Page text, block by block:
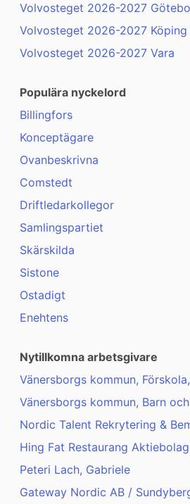
Volvosteget 2026-2027
Volvosteget 2026-2027 Köping
Volvosteget 2026-2027 Vara
Populära nyckelord
Billingfors
Konceptägare
Ovanbeskrivna
Comstedt
Driftledarkollegor
Samlingspartiet
Skärskilda
Sistone
Ostadigt
Enehtens
Nytillkomna arbetsgivare
Vänersborgs kommun,
Vänersborgs kommun, Barn
Nordic Talent Rekrytering &
Hing Fat Restaurang Aktiebolag
Peteri Lach, Gabriele
Gateway Nordic AB /